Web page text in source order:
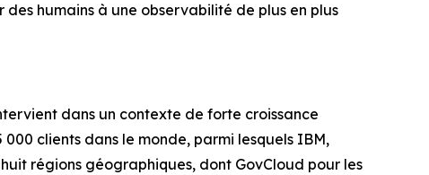
humains à une observabilité de plus en plus
dans un contexte de forte croissance
clients dans le monde, parmi lesquels IBM,
régions géographiques, dont GovCloud pour les